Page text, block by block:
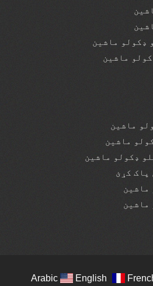
ډکولو ماشین
ماشین
ماشین
ماشین
ډکولو ماشین
پاک کړئ
ماشین
ماشین
Arabic English